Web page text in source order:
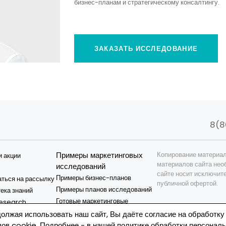
бизнес-планам и стратегическому консалтингу.
ЗАКАЗАТЬ ИССЛЕДОВАНИЕ
акции
на рассылку
знаний
Примеры маркетинговых
исследований
Примеры бизнес-планов
Примеры планов исследований
Готовые маркетинговые
исследования
Готовые бизнес-планы
Копирование
материалов сайта
сайте носит
публичной офертой.
использовать наш сайт, Вы даёте согласие на обработку